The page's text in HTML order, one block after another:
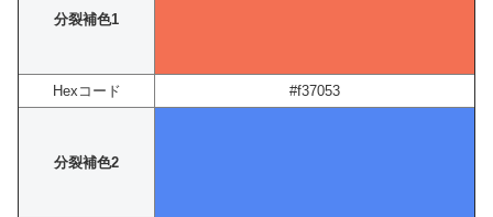
分裂補色1
Hexコード #f37053
分裂補色2